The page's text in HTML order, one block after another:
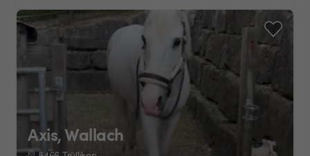
Axis, Wallach